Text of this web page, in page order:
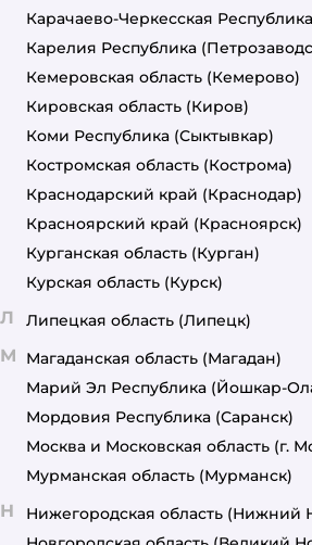
Карачаево-Черкесская Республика
Карелия Республика
Кемеровская область (Кемерово)
Кировская область (Киров)
Коми Республика (Сыктывкар)
Костромская область (Кострома)
Краснодарский край (Краснодар)
Красноярский край (Красноярск)
Курганская область (Курган)
Курская область (Курск)
Л Липецкая область (Липецк)
М Магаданская область (Магадан)
Марий Эл Республика (Йошкар-
Мордовия Республика (Саранск)
Москва и Московская область (г.
Мурманская область (Мурманск)
Н Нижегородская область (Нижний